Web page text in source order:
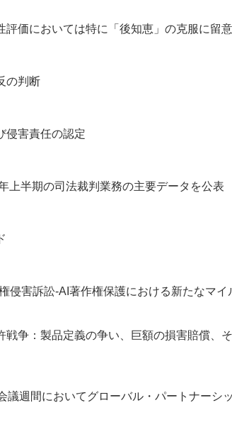
評価においては特に「後知恵」の克服に留
の判断
侵害責任の認定
上半期の司法裁判業務の主要データを公表
侵害訴訟-AI著作権保護における新たなマイ
戦争：製品定義の争い、巨額の損害賠償、
議週間においてグローバル・パートナーシ